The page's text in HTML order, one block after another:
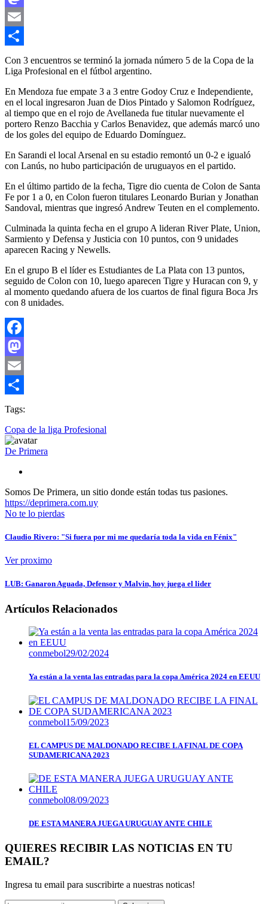
Mastodon
Email
Compartir
Con 3 encuentros se terminó la jornada número 5 de la Copa de la
Liga Profesional en el fútbol argentino.
En Mendoza fue empate 3 a 3 entre Godoy Cruz e Independiente,
en el local ingresaron Juan de Dios Pintado y Salomon Rodríguez,
al tiempo que en el rojo de Avellaneda fue titular nuevamente el
portero Renzo Bacchia y Carlos Benavidez, que además marcó uno
de los goles del equipo de Eduardo Domínguez.
En Sarandi el local Arsenal en su estadio remontó un 0-2 e igualó
con Lanús, no hubo participación de uruguayos en el partido.
En el último partido de la fecha, Tigre dio cuenta de Colon de Santa
Fe por 1 a 0, en Colon fueron titulares Leonardo Burian y Jonathan
Sandoval, mientras que ingresó Andrew Teuten en el complemento.
Culminada la quinta fecha en el grupo A lideran River Plate, Union,
Sarmiento y Defensa y Justicia con 10 puntos, con 9 unidades
aparecen Racing y Newells.
En el grupo B el líder es Estudiantes de La Plata con 13 puntos,
seguido de Colon con 10, luego aparecen Tigre y Huracan con 9, y
al momento quedando afuera de los cuartos de final figura Boca Jrs
con 8 unidades.
Facebook
Mastodon
Email
Compartir
Tags:
Copa de la liga Profesional
De Primera
Somos De Primera, un sitio donde están todas tus pasiones.
https://deprimera.com.uy
No te lo pierdas
Claudio Rivero: "Si fuera por mi me quedaría toda la vida en Fénix"
Ver proximo
LUB: Ganaron Aguada, Defensor y Malvin, hoy juega el lider
Artículos Relacionados
conmebol29/02/2024
Ya están a la venta las entradas para la copa América 2024 en EEUU
conmebol15/09/2023
EL CAMPUS DE MALDONADO RECIBE LA FINAL DE COPA
SUDAMERICANA 2023
conmebol08/09/2023
DE ESTA MANERA JUEGA URUGUAY ANTE CHILE
QUIERES RECIBIR LAS NOTICIAS EN TU
EMAIL?
Ingresa tu email para suscribirte a nuestras noticas!